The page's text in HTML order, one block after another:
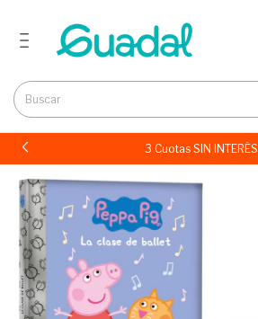
3 Cuotas SIN INTERÉS